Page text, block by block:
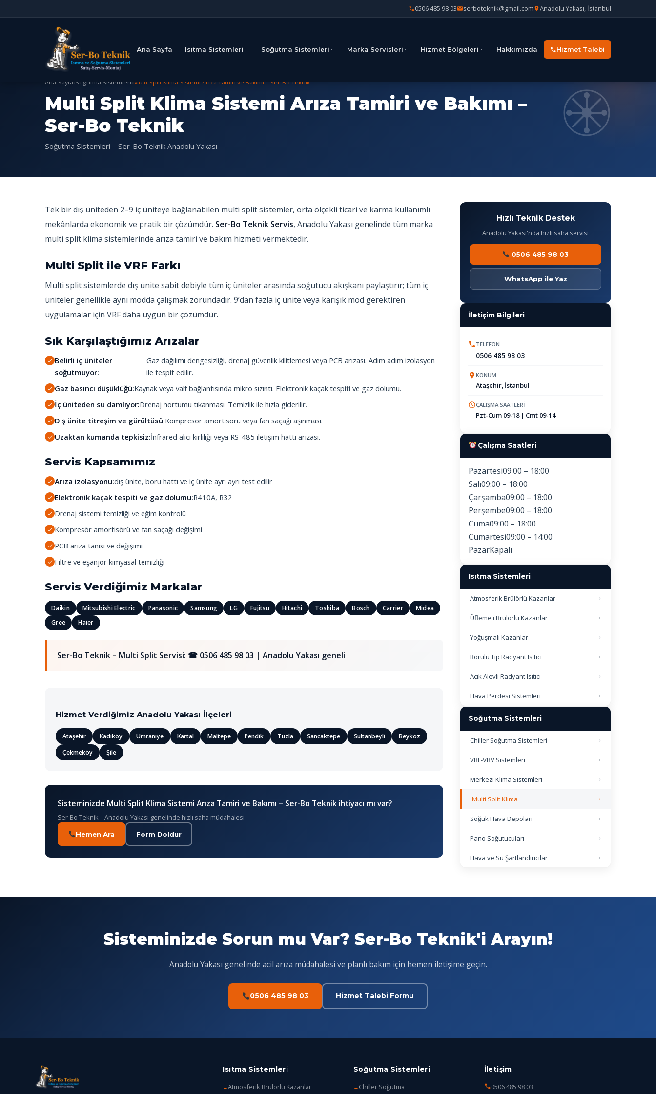
0506 485 98 03 serboteknik@gmail.com Anadolu Yakası, İstanbul
Ana Sayfa Isıtma Sistemleri Soğutma Sistemleri Marka Servisleri Hizmet Bölgeleri Hakkımızda Hizmet Talebi
Ana Sayfa›Soğutma Sistemleri›Multi Split Klima Sistemi Arıza Tamiri ve Bakımı – Ser-Bo Teknik
Multi Split Klima Sistemi Arıza Tamiri ve Bakımı –
Ser-Bo Teknik
Soğutma Sistemleri – Ser-Bo Teknik Anadolu Yakası
Tek bir dış üniteden 2–9 iç üniteye bağlanabilen multi split sistemler, orta ölçekli ticari ve karma kullanımlı
mekânlarda ekonomik ve pratik bir çözümdür. Ser-Bo Teknik Servis, Anadolu Yakası genelinde tüm marka
multi split klima sistemlerinde arıza tamiri ve bakım hizmeti vermektedir.
Multi Split ile VRF Farkı
Multi split sistemlerde dış ünite sabit debiyle tüm iç üniteler arasında soğutucu akışkanı paylaştırır; tüm iç
üniteler genellikle aynı modda çalışmak zorundadır. 9’dan fazla iç ünite veya karışık mod gerektiren
uygulamalar için VRF daha uygun bir çözümdür.
Sık Karşılaştığımız Arızalar
Belirli iç üniteler
soğutmuyor:
Gaz dağılımı dengesizliği, drenaj güvenlik kilitlemesi veya PCB arızası. Adım adım izolasyon
ile tespit edilir.
Gaz basıncı düşüklüğü:Kaynak veya valf bağlantısında mikro sızıntı. Elektronik kaçak tespiti ve gaz dolumu.
İç üniteden su damlıyor:Drenaj hortumu tıkanması. Temizlik ile hızla giderilir.
Dış ünite titreşim ve gürültüsü:Kompresör amortisörü veya fan saçağı aşınması.
Uzaktan kumanda tepkisiz:İnfrared alıcı kirliliği veya RS-485 iletişim hattı arızası.
Servis Kapsamımız
Arıza izolasyonu:dış ünite, boru hattı ve iç ünite ayrı ayrı test edilir
Elektronik kaçak tespiti ve gaz dolumu:R410A, R32
Drenaj sistemi temizliği ve eğim kontrolü
Kompresör amortisörü ve fan saçağı değişimi
PCB arıza tanısı ve değişimi
Filtre ve eşanjör kimyasal temizliği
Servis Verdiğimiz Markalar
Daikin Mitsubishi Electric Panasonic Samsung LG Fujitsu Hitachi Toshiba Bosch Carrier
Midea
Gree
Haier
Ser-Bo Teknik – Multi Split Servisi: ☎ 0506 485 98 03 | Anadolu Yakası geneli
Hizmet Verdiğimiz Anadolu Yakası İlçeleri
Ataşehir Kadıköy Ümraniye Kartal Maltepe Pendik Tuzla Sancaktepe Sultanbeyli
Beykoz
Çekmeköy
Şile
Sisteminizde Multi Split Klima Sistemi Arıza Tamiri ve Bakımı – Ser-Bo Teknik ihtiyacı mı var?
Ser-Bo Teknik – Anadolu Yakası genelinde hızlı saha müdahalesi
Hemen Ara Form Doldur
Hızlı Teknik Destek
Anadolu Yakası'nda hızlı saha servisi
0506 485 98 03
WhatsApp ile Yaz
İletişim Bilgileri
TELEFON
0506 485 98 03
KONUM
Ataşehir, İstanbul
ÇALIŞMA SAATLERI
Pzt-Cum 09-18 | Cmt 09-14
Çalışma Saatleri
Pazartesi09:00 – 18:00
Salı09:00 – 18:00
Çarşamba09:00 – 18:00
Perşembe09:00 – 18:00
Cuma09:00 – 18:00
Cumartesi09:00 – 14:00
PazarKapalı
Isıtma Sistemleri
Atmosferik Brülörlü Kazanlar
Üflemeli Brülörlü Kazanlar
Yoğuşmalı Kazanlar
Borulu Tip Radyant Isıtıcı
Açık Alevli Radyant Isıtıcı
Hava Perdesi Sistemleri
Soğutma Sistemleri
Chiller Soğutma Sistemleri
VRF-VRV Sistemleri
Merkezi Klima Sistemleri
Multi Split Klima
Soğuk Hava Depoları
Pano Soğutucuları
Hava ve Su Şartlandırıcılar
Sisteminizde Sorun mu Var? Ser-Bo Teknik'i Arayın!
Anadolu Yakası genelinde acil arıza müdahalesi ve planlı bakım için hemen iletişime geçin.
0506 485 98 03 Hizmet Talebi Formu
Isıtma Sistemleri
Atmosferik Brülörlü Kazanlar
Soğutma Sistemleri
Chiller Soğutma
İletişim
0506 485 98 03